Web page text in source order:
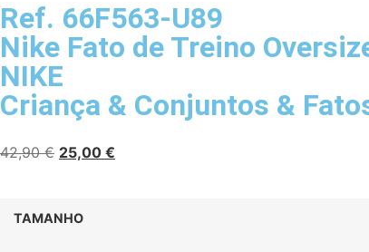
Ref. 66F563-U89
Nike Fato de Treino
NIKE
Criança & Conjuntos &
42,90€ 25,00 €
TAMANHO